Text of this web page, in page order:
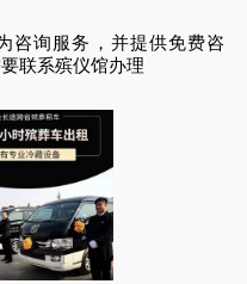
咨询服务，并提供免费咨
联系殡仪馆办理